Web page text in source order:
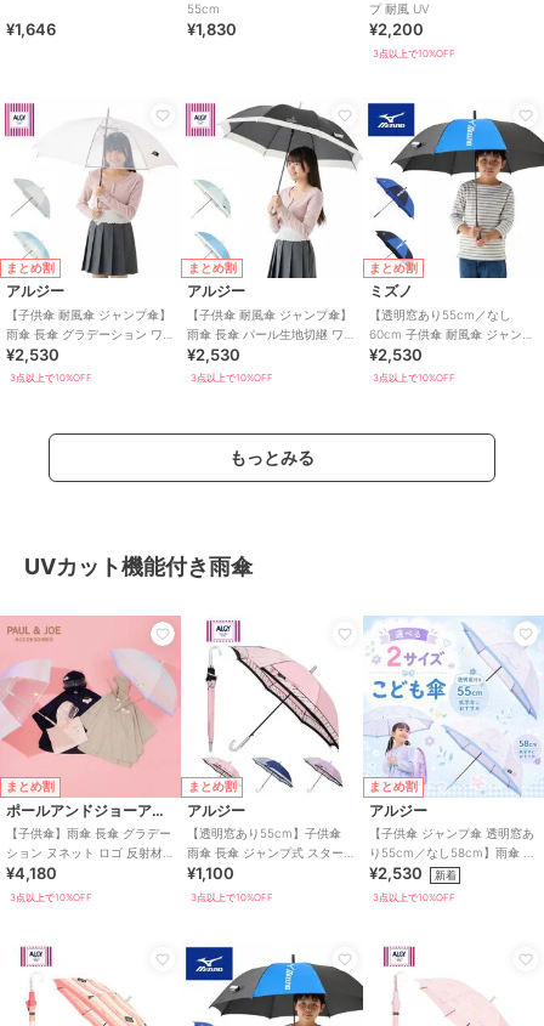
¥1,646
55cm
¥1,830
プ 耐風 UV
¥2,200
3点以上で10%OFF
まとめ割
アルジー
【子供傘 耐風傘 ジャンプ傘】
雨傘 長傘 グラデーション ワン
ポイント UV 雨晴兼用
¥2,530
3点以上で10%OFF
まとめ割
アルジー
【子供傘 耐風傘 ジャンプ傘】
雨傘 長傘 パール生地切継 ワン
ポイント UV 雨晴兼用
¥2,530
3点以上で10%OFF
まとめ割
ミズノ
【透明窓あり55cm／なし
60cm 子供傘 耐風傘 ジャンプ
傘】雨傘 長傘 バイカラーコン
ビ UV
¥2,530
3点以上で10%OFF
もっとみる
UVカット機能付き雨傘
まとめ割
ポールアンドジョーアクセソワ
【子供傘】雨傘 長傘 グラデー
ション ヌネット ロゴ 反射材
UV キッズ
¥4,180
3点以上で10%OFF
まとめ割
アルジー
【透明窓あり55cm】子供傘
雨傘 長傘 ジャンプ式 スター
ドット ボーダー ロゴ UV
¥1,100
3点以上で10%OFF
まとめ割
アルジー
【子供傘 ジャンプ傘 透明窓あ
り55cm／なし58cm】雨傘 長
傘 ストライプフラワー ロゴ
UV
¥2,530 新着
3点以上で10%OFF